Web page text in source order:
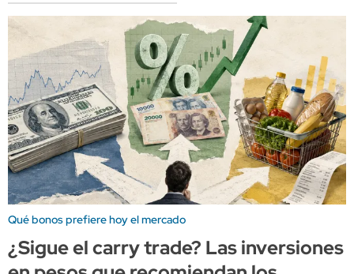
Qué bonos prefiere hoy el mercado
¿Sigue el carry trade? Las inversiones